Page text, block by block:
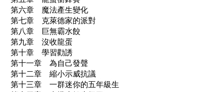
第六章 魔法產生變化
第七章 克萊德家的派對
第八章 巨無霸水餃
第九章 沒收龍蛋
第十章 學習勸誘
第十一章 為自己發聲
第十二章 縮小示威抗議
第十三章 一群迷你的五年級生